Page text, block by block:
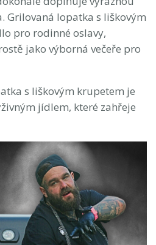
Grilovaná lopatka s liškovým
pro rodinné oslavy,
jako výborná večeře pro
s liškovým krupetem je
jídlem, které zahřeje